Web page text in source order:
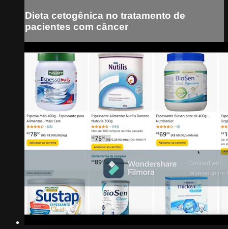
Dieta cetogênica no tratamento de
pacientes com câncer